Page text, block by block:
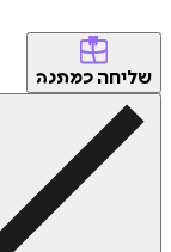
שליחה כמתנה